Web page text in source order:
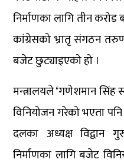
निर्माणका लागि तीन
कांग्रेसको भ्रातृ संगठन
बजेट छुट्याइएको हो ।
मन्त्रालयले ‘गणेशमान सिंह
विनियोजन गरेको भएता
दलका अध्यक्ष विद्वान
निर्माणका लागि बजेट